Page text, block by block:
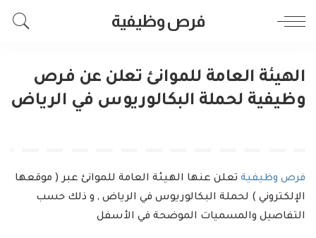
فرص وظيفية
الهيئة العامة للموانئ تعلن عن فرص
وظيفية لحملة البكالوريوس في الرياض
فرص وظيفية تعلن عنها الهيئة العامة للموانئ عبر ( موقعها
الإلكتروني ) لحملة البكالوريوس في الرياض , و ذلك حسب
التفاصيل والمسميات الموضحة في الأسفل